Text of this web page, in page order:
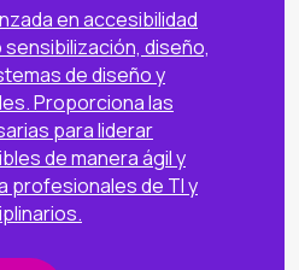
en accesibilidad
diseño,
de diseño y
Proporciona las
para liderar
de manera ágil y
profesionales de TI y